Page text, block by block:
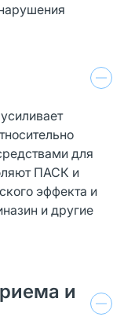
для
ПАСК и
эффекта и
и другие
и